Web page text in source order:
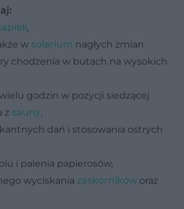
,
w solarium nagłych zmian
chodzenia w butach na wysokich
godzin w pozycji siedzącej
z sauny,
dań i stosowania ostrych
i palenia papierosów,
wyciskania zaskórników oraz